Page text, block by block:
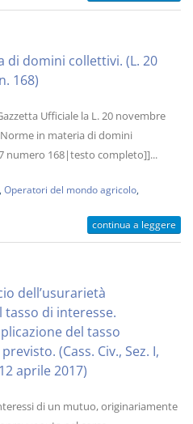
di domini collettivi. (L. 20
168)
Ufficiale la L. 20 novembre
in materia di domini
numero 168|testo completo]]...
Operatori del mondo agricolo
continua a leggere
dell’usurarietà
di interesse.
del tasso
(Cass. Civ., Sez. I,
aprile 2017)
di un mutuo, originariamente